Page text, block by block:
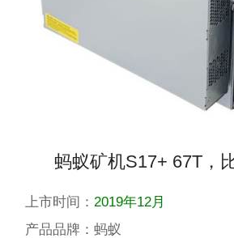
蚂蚁矿机S17+ 67T，
上市时间：2019年12月
产品品牌：蚂蚁